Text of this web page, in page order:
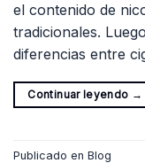
el contenido de
tradicionales.
diferencias entre
Continuar leyendo →
Publicado en Blog